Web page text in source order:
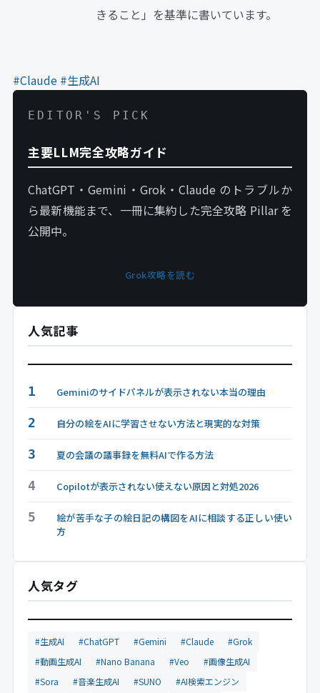
きること」を基準に書いています。
#Claude #生成AI
EDITOR'S PICK
主要LLM完全攻略ガイド
ChatGPT・Gemini・Grok・Claude のトラブルか
ら最新機能まで、一冊に集約した完全攻略 Pillar を
公開中。
Grok攻略を読む
人気記事
1 Geminiのサイドパネルが表示されない本当の理由
2 自分の絵をAIに学習させない方法と現実的な対策
3 夏の会議の議事録を無料AIで作る方法
4 Copilotが表示されない使えない原因と対処2026
5
絵が苦手な子の絵日記の構図をAIに相談する正しい使い
方
人気タグ
#生成AI #ChatGPT #Gemini #Claude
#Grok
#動画生成AI
#Nano Banana #Veo
#画像生成AI
#Sora
#音楽生成AI #SUNO
#AI検索エンジン